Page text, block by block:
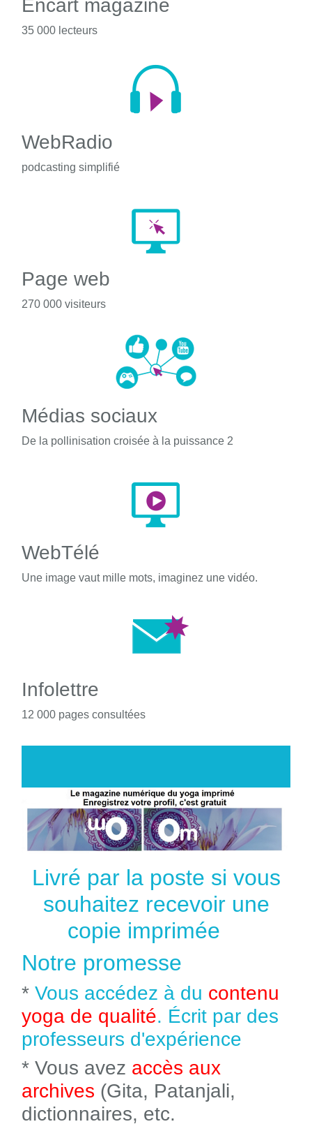
Encart magazine
35 000 lecteurs
WebRadio
podcasting simplifié
Page web
270 000 visiteurs
Médias sociaux
De la pollinisation croisée à la puissance 2
WebTélé
Une image vaut mille mots, imaginez une vidéo.
Infolettre
12 000 pages consultées
Livré par la poste si vous
souhaitez recevoir une
copie imprimée
Notre promesse
* Vous accédez à du contenu
yoga de qualité. Écrit par des
professeurs d'expérience
* Vous avez accès aux
archives (Gita, Patanjali,
dictionnaires, etc.